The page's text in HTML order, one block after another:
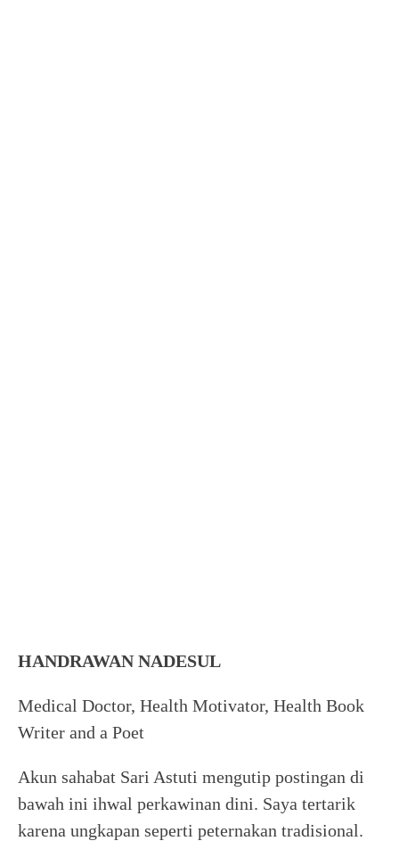
HANDRAWAN NADESUL
Medical Doctor, Health Motivator, Health Book
Writer and a Poet
Akun sahabat Sari Astuti mengutip postingan di
bawah ini ihwal perkawinan dini. Saya tertarik
karena ungkapan seperti peternakan tradisional.